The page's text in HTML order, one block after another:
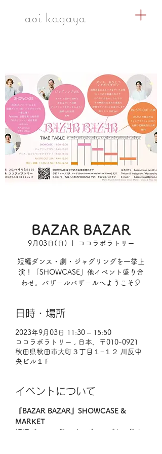
​aoi kagaya
BAZAR BAZAR
9月03日(日) ココラボラトリー
短編ダンス・劇・ジャグリングを一挙上
演！「SHOWCASE」他イベント盛り合
わせ。バザールバザールへようこそ🎈
日時・場所
2023年9月03日 11:30 – 15:50
ココラボラトリー , 日本、〒010-0921
秋田県秋田市大町３丁目１−１２ 川反中
央ビル１Ｆ
イベントについて
『BAZAR BAZAR』SHOWCASE &
MARKET